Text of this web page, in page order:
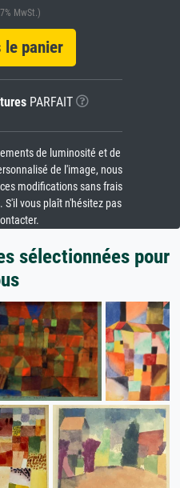
MwSt.)
panier
PARFAIT
de luminosité et de
de l'image, nous
modifications sans frais
vous plaît n'hésitez pas
sélectionnées pour